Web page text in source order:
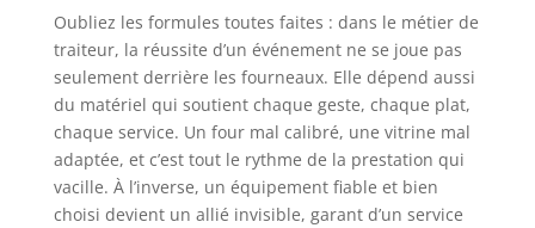
Oubliez les formules toutes faites : dans le métier de
traiteur, la réussite d’un événement ne se joue pas
seulement derrière les fourneaux. Elle dépend aussi
du matériel qui soutient chaque geste, chaque plat,
chaque service. Un four mal calibré, une vitrine mal
adaptée, et c’est tout le rythme de la prestation qui
vacille. À l’inverse, un équipement fiable et bien
choisi devient un allié invisible, garant d’un service